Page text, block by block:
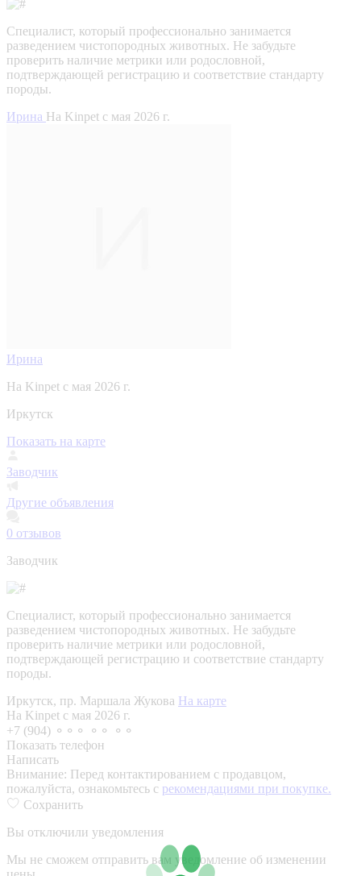
Специалист, который профессионально занимается
разведением чистопородных животных. Не забудьте
проверить наличие метрики или родословной,
подтверждающей регистрацию и соответствие стандарту
породы.
Ирина На Kinpet c мая 2026 г.
Ирина
На Kinpet c мая 2026 г.
Иркутск
Показать на карте
Заводчик
Другие объявления
0 отзывов
Заводчик
Специалист, который профессионально занимается
разведением чистопородных животных. Не забудьте
проверить наличие метрики или родословной,
подтверждающей регистрацию и соответствие стандарту
породы.
Иркутск, пр. Маршала Жукова На карте
На Kinpet c мая 2026 г.
+7 (904) ⚬⚬⚬ ⚬⚬ ⚬⚬
Показать телефон
Написать
Внимание: Перед контактированием с продавцом,
пожалуйста, ознакомьтесь с рекомендациями при покупке.
Сохранить
Вы отключили уведомления
Мы не сможем отправить вам уведомление об изменении